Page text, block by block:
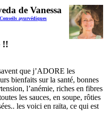
de Vanessa
ayurvédiques
!!
que j’ADORE les
bienfaits sur la santé, bonnes
l’anémie, riches en fibres
les sauces, en soupe, rôties
les voici en raïta, ce qui est